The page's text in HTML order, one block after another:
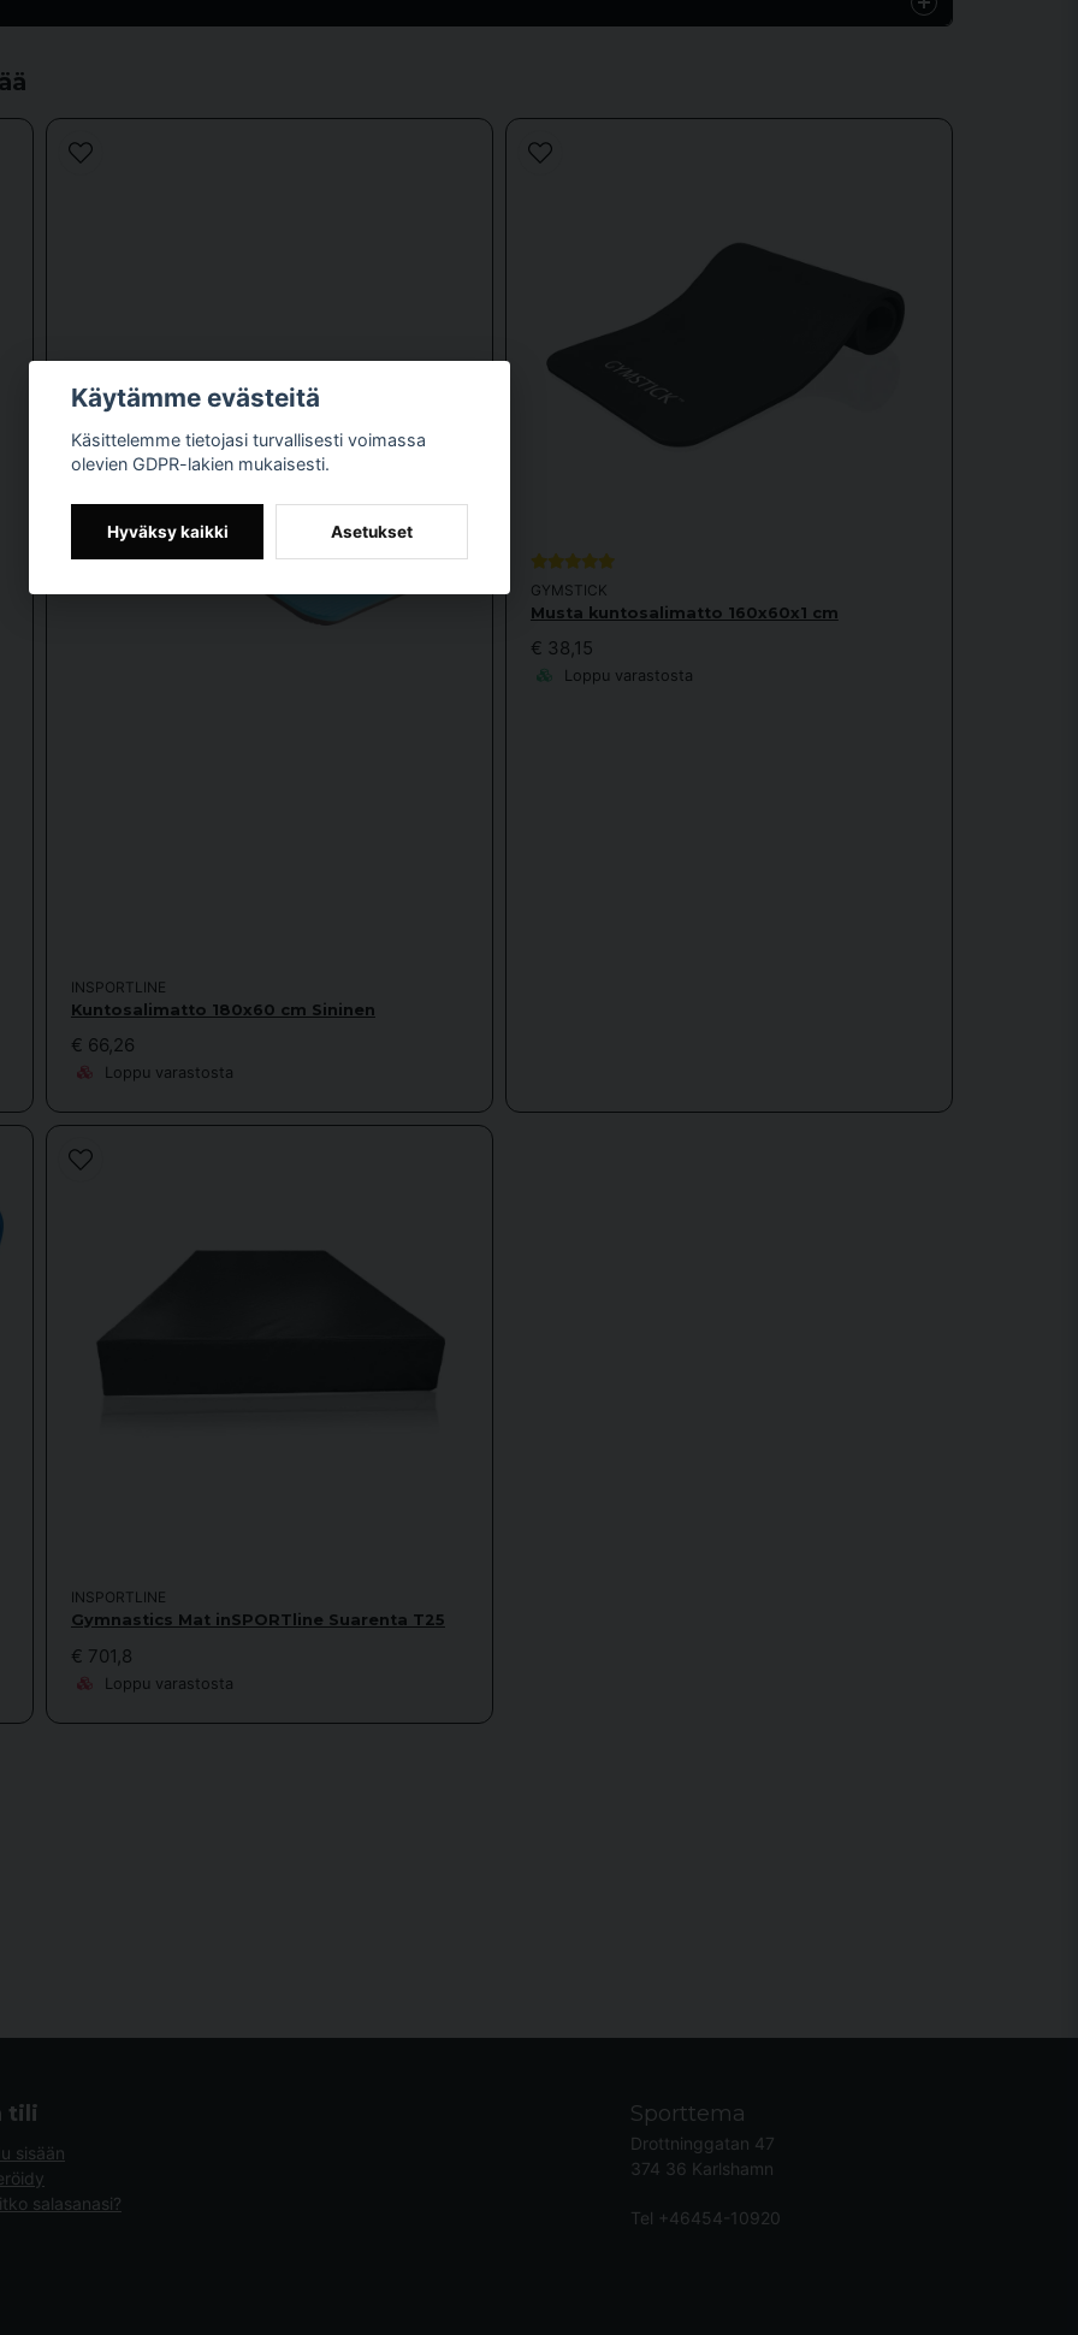
Lähetä kysymys
Hämta
träningsaktiviteter
INSPORTLINE
Kuntosalimatto 180x60 cm Sininen
€ 66,26
Loppu varastosta
GYMSTICK
Musta kuntosalimatto 160x60x1 cm
€ 38,15
Loppu varastosta
INSPORTLINE
Gymnastics Mat inSPORTline Suarenta T25
€ 701,8
Loppu varastosta
tili
sisään
salasanasi?
Sporttema
Drottninggatan 47
374 36 Karlshamn
Tel +46454-10920
Käytämme evästeitä
Käsittelemme tietojasi turvallisesti voimassa
olevien GDPR-lakien mukaisesti.
Hyväksy kaikki Asetukset